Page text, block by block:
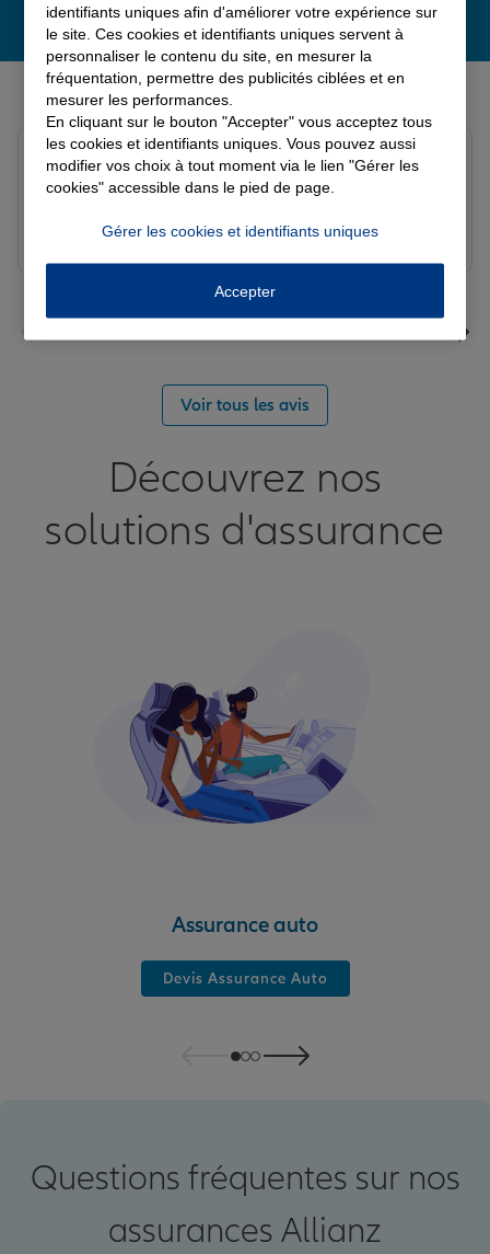
Derniers avis de nos agences Allianz
Note de 5 sur 5
Le 06/08/2026 - Agence SOURDEVAL
louna p.
Voir tous les avis
Découvrez nos
solutions d'assurance
Assurance auto
Devis Assurance Auto
Questions fréquentes sur nos
assurances Allianz
identifiants uniques afin d'améliorer votre expérience sur
le site. Ces cookies et identifiants uniques servent à
personnaliser le contenu du site, en mesurer la
fréquentation, permettre des publicités ciblées et en
mesurer les performances.
En cliquant sur le bouton "Accepter" vous acceptez tous
les cookies et identifiants uniques. Vous pouvez aussi
modifier vos choix à tout moment via le lien "Gérer les
cookies" accessible dans le pied de page.
Gérer les cookies et identifiants uniques
Accepter